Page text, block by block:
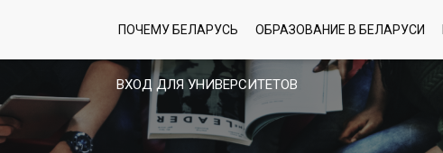
ВХОД ДЛЯ УНИВЕРСИТЕТОВ
ПОЧЕМУ БЕЛАРУСЬ ОБРАЗОВАНИЕ В БЕЛАРУСИ